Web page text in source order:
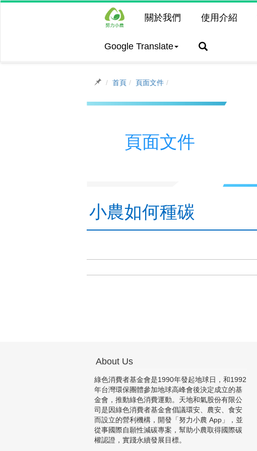
關於我們 使用介紹
Google Translate
首頁 頁面文件
頁面文件
小農如何種碳
About Us
綠色消費者基金會是1990年發起地球日，和1992
年台灣環保團體參加地球高峰會後決定成立的基
金會，推動綠色消費運動。天地和氣股份有限公
司是因綠色消費者基金會倡議環安、農安、食安
而設立的營利機構，開發「努力小農 App」，並
從事國際自願性減碳專案，幫助小農取得國際碳
權認證，實踐永續發展目標。